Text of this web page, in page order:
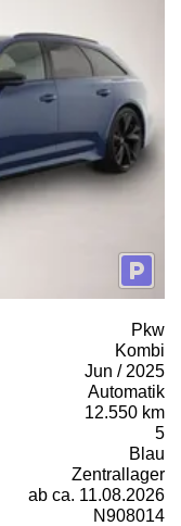
Pkw
Kombi
Jun / 2025
Automatik
12.550 km
5
Blau
Zentrallager
ab ca. 11.08.2026
N908014